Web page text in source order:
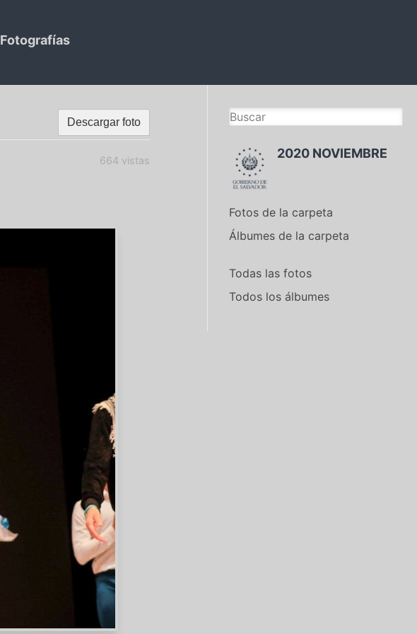
Fotografías
Descargar foto
664 vistas 2020 NOVIEMBRE
Fotos de la carpeta
Álbumes de la carpeta
Todas las fotos
Todos los álbumes